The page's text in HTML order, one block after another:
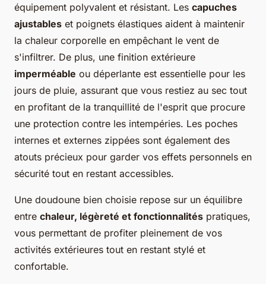
équipement polyvalent et résistant. Les capuches
ajustables et poignets élastiques aident à maintenir
la chaleur corporelle en empêchant le vent de
s'infiltrer. De plus, une finition extérieure
imperméable ou déperlante est essentielle pour les
jours de pluie, assurant que vous restiez au sec tout
en profitant de la tranquillité de l'esprit que procure
une protection contre les intempéries. Les poches
internes et externes zippées sont également des
atouts précieux pour garder vos effets personnels en
sécurité tout en restant accessibles.
Une doudoune bien choisie repose sur un équilibre
entre chaleur, légèreté et fonctionnalités pratiques,
vous permettant de profiter pleinement de vos
activités extérieures tout en restant stylé et
confortable.